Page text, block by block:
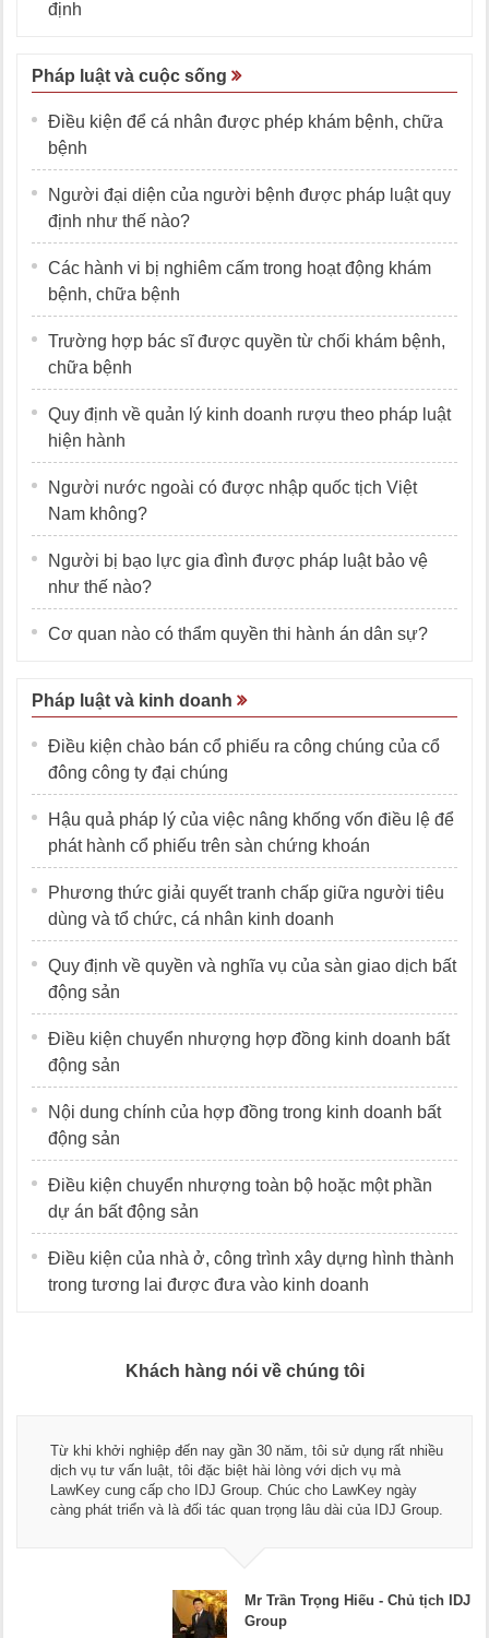
định
Pháp luật và cuộc sống
Điều kiện để cá nhân được phép khám bệnh, chữa
bệnh
Người đại diện của người bệnh được pháp luật quy
định như thế nào?
Các hành vi bị nghiêm cấm trong hoạt động khám
bệnh, chữa bệnh
Trường hợp bác sĩ được quyền từ chối khám bệnh,
chữa bệnh
Quy định về quản lý kinh doanh rượu theo pháp luật
hiện hành
Người nước ngoài có được nhập quốc tịch Việt
Nam không?
Người bị bạo lực gia đình được pháp luật bảo vệ
như thế nào?
Cơ quan nào có thẩm quyền thi hành án dân sự?
Pháp luật và kinh doanh
Điều kiện chào bán cổ phiếu ra công chúng của cổ
đông công ty đại chúng
Hậu quả pháp lý của việc nâng khống vốn điều lệ để
phát hành cổ phiếu trên sàn chứng khoán
Phương thức giải quyết tranh chấp giữa người tiêu
dùng và tổ chức, cá nhân kinh doanh
Quy định về quyền và nghĩa vụ của sàn giao dịch bất
động sản
Điều kiện chuyển nhượng hợp đồng kinh doanh bất
động sản
Nội dung chính của hợp đồng trong kinh doanh bất
động sản
Điều kiện chuyển nhượng toàn bộ hoặc một phần
dự án bất động sản
Điều kiện của nhà ở, công trình xây dựng hình thành
trong tương lai được đưa vào kinh doanh
Khách hàng nói về chúng tôi
Từ khi khởi nghiệp đến nay gần 30 năm, tôi sử dụng rất nhiều
dịch vụ tư vấn luật, tôi đặc biệt hài lòng với dịch vụ mà
LawKey cung cấp cho IDJ Group. Chúc cho LawKey ngày
càng phát triển và là đối tác quan trọng lâu dài của IDJ Group.
Mr Trần Trọng Hiếu - Chủ tịch IDJ
Group